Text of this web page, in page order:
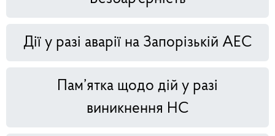
Дії у разі аварії на Запорізькій АЕС
Пам’ятка щодо дій у разі
виникнення НС